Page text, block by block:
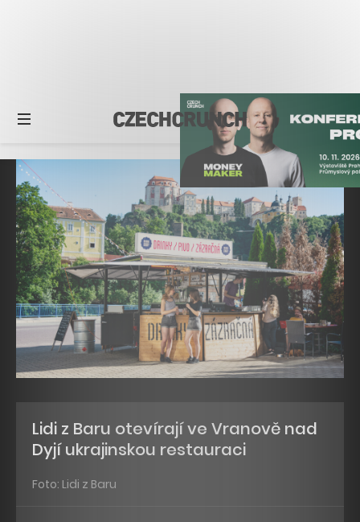
Lidi z Baru otevírají ve Vranově nad
Dyjí ukrajinskou restauraci
Foto: Lidi z Baru